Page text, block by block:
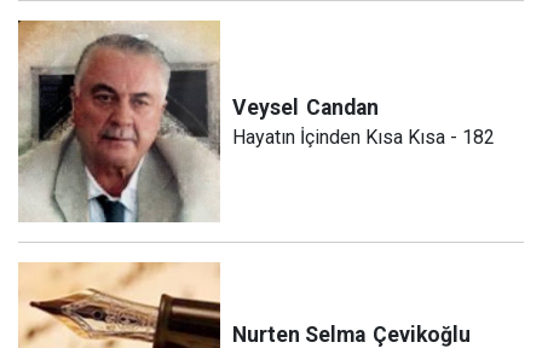
Veysel Candan
Hayatın İçinden Kısa Kısa - 182
Nurten Selma Çevikoğlu